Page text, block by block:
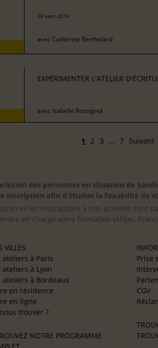
26 sept 2026
avec Catherine Berthelard
EXPÉRIMENTER L'ATELIER
avec Isabelle Rossignol
1 2 3 … 7 Suivant
des personnes en situation de
inscription afin d’étudier la faisabilité de
et les inscriptions à nos activités sont
en charge votre formation (Afdas,
VILLES
ateliers à Paris
ateliers à Lyon
ateliers à Bordeaux
en résidence
en ligne
trouver ?
NOTRE PROGRAMME
Prise
CGV